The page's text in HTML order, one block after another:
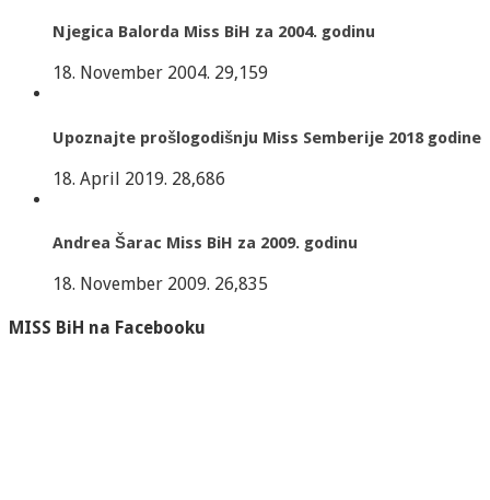
Njegica Balorda Miss BiH za 2004. godinu
18. November 2004. 29,159
Upoznajte prošlogodišnju Miss Semberije 2018 godine
18. April 2019. 28,686
Andrea Šarac Miss BiH za 2009. godinu
18. November 2009. 26,835
MISS BiH na Facebooku